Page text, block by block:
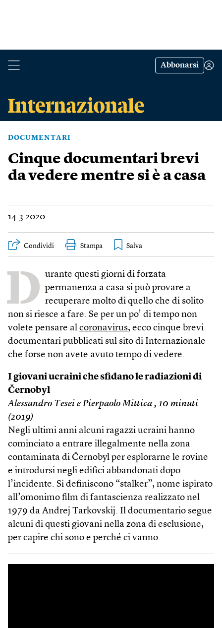
Abbonarsi
DOCUMENTARI
Cinque documentari brevi
da vedere mentre si è a casa
14.3.2020
Condividi Stampa
D urante questi giorni di forzata
permanenza a casa si può provare a
recuperare molto di quello che di solito
non si riesce a fare. Se per un po’ di tempo non
volete pensare al coronavirus, ecco cinque brevi
documentari pubblicati sul sito di Internazionale
che forse non avete avuto tempo di vedere.
I giovani ucraini che sfidano le radiazioni di
Černobyl
Alessandro Tesei e Pierpaolo Mittica , 10 minuti
(2019)
Negli ultimi anni alcuni ragazzi ucraini hanno
cominciato a entrare illegalmente nella zona
contaminata di Černobyl per esplorarne le rovine
e introdursi negli edifici abbandonati dopo
l’incidente. Si definiscono “stalker”, nome ispirato
all’omonimo film di fantascienza realizzato nel
1979 da Andrej Tarkovskij. Il documentario segue
alcuni di questi giovani nella zona di esclusione,
per capire chi sono e perché ci vanno.